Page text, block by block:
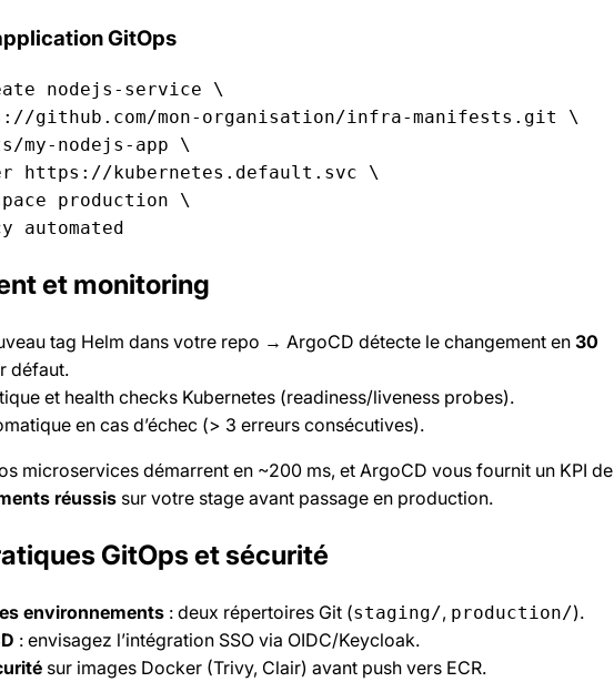
GitOps
nodejs-service \
github.com/mon-organisation/infra-manifests.git \
my-nodejs-app \
https://kubernetes.default.svc \
production \
automated
et monitoring
tag Helm dans votre repo → ArgoCD détecte le changement en 30
défaut.
et health checks Kubernetes (readiness/liveness probes).
en cas d’échec (> 3 erreurs consécutives).
microservices démarrent en ~200 ms, et ArgoCD vous fournit un KPI de
réussis sur votre stage avant passage en production.
GitOps et sécurité
environnements : deux répertoires Git (staging/, production/).
: envisagez l’intégration SSO via OIDC/Keycloak.
sur images Docker (Trivy, Clair) avant push vers ECR.